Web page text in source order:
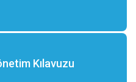
Kılavuzu